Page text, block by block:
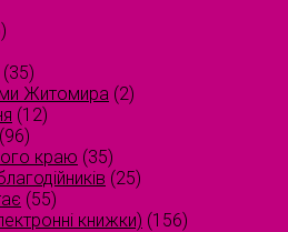
(35)
Житомира (2)
(12)
(96)
краю (35)
(25)
(55)
книжки) (156)